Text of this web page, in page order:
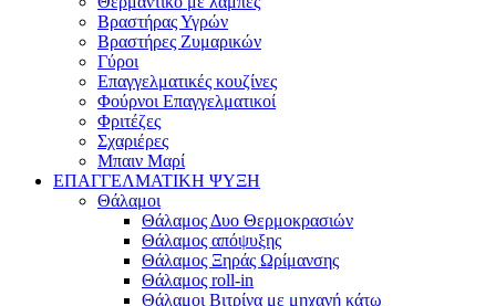
Βραστήρας Υγρών
Βραστήρες Ζυμαρικών
Γύροι
Επαγγελματικές κουζίνες
Φούρνοι Επαγγελματικοί
Φριτέζες
Σχαριέρες
Μπαιν Μαρί
ΕΠΑΓΓΕΛΜΑΤΙΚΗ ΨΥΞΗ
Θάλαμοι
Θάλαμος Δυο Θερμοκρασιών
Θάλαμος απόψυξης
Θάλαμος Ξηράς Ωρίμανσης
Θάλαμος roll-in
Θάλαμοι Βιτρίνα με μηχανή κάτω